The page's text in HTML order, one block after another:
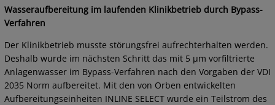
Wasseraufbereitung im laufenden Klinikbetrieb durch Bypass-
Verfahren
Der Klinikbetrieb musste störungsfrei aufrechterhalten werden.
Deshalb wurde im nächsten Schritt das mit 5 µm vorfiltrierte
Anlagenwasser im Bypass-Verfahren nach den Vorgaben der VDI
2035 Norm aufbereitet. Mit den von Orben entwickelten
Aufbereitungseinheiten INLINE SELECT wurde ein Teilstrom des